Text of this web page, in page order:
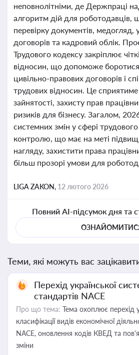
неповнолітніми, де Держпраці
алгоритм дій для роботодавців,
перевірку документів, медогляд,
договорів та кадровий облік.
Трудового кодексу закріплює
відносин, що допоможе
цивільно-правових договорів і
трудових відносин. Це сприятиме
зайнятості, захисту прав
ризиків для бізнесу. Загалом,
системних змін у сфері
контролю, що має на меті
нагляду, захистити права
більш прозорі умови для
LIGA ZAKON, 12 лютого 2026
Повний AI-підсумок дня та
Теми, які можуть вас
Перехід української
стандартів NACE
Про що тема: Тема охоплює перехід
класифікації видів економічної
NACE, оновлення кодів КВЕД та
зміни